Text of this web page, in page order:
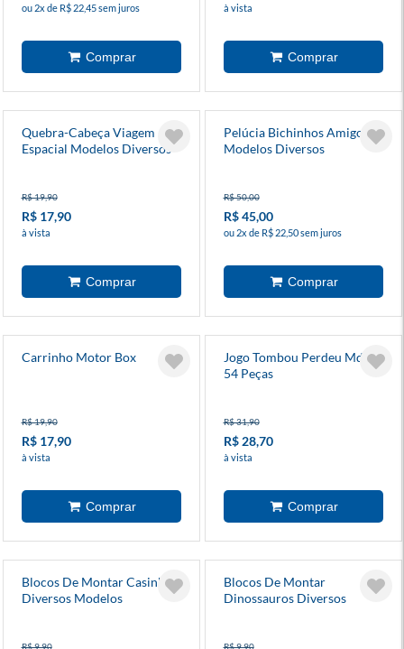
ou 2x de R$ 22,45 sem juros à vista
Quebra-Cabeça Viagem
Espacial Modelos Diversos
R$ 19,90
R$ 17,90
à vista
Pelúcia Bichinhos Amigos
Modelos Diversos
R$ 50,00
R$ 45,00
ou 2x de R$ 22,50 sem juros
Carrinho Motor Box
R$ 19,90
R$ 17,90
à vista
Jogo Tombou Perdeu Mdf
54 Peças
R$ 31,90
R$ 28,70
à vista
Blocos De Montar Casinha
Diversos Modelos
R$ 9,90
Blocos De Montar
Dinossauros Diversos
R$ 9,90